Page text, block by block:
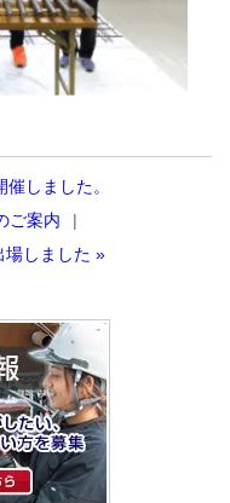
しました。
ご案内
場しました »